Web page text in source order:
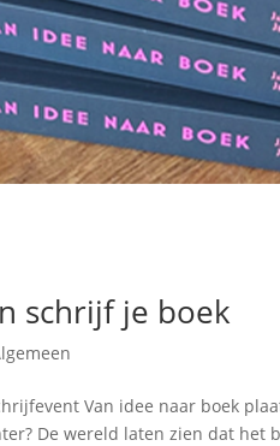
schrijf je boek
Van idee naar boek
De wereld laten zien dat het